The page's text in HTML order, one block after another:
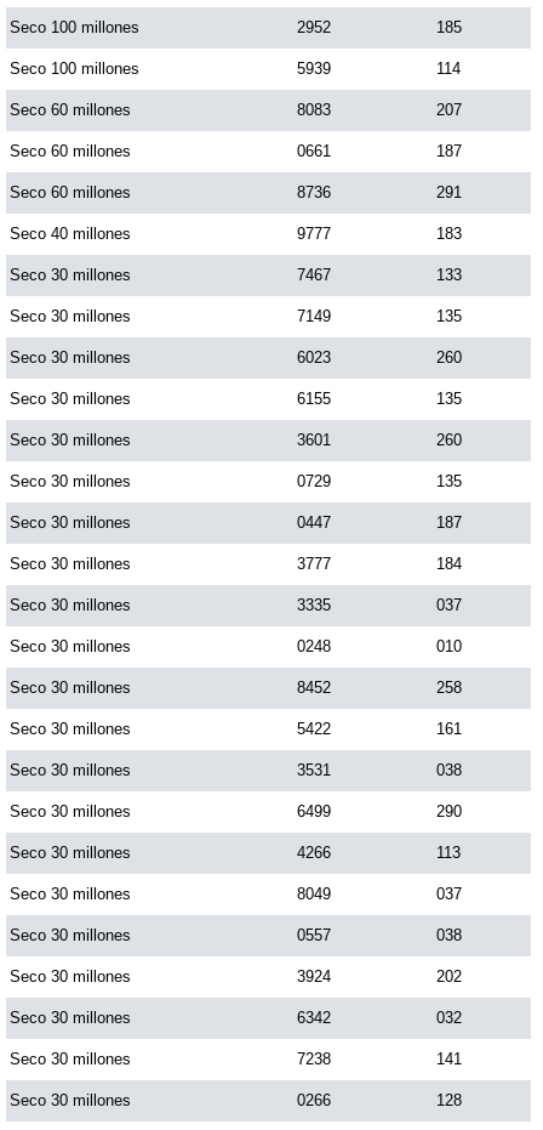
Culona noche
Dorado Mañana
Dorado Tarde
Dorado Noche
Fantástica Día
Fantástica Noche
Motilon Tarde
Paisita Día
Paisita Noche
Paisita 3
Pick 3 Día
Pick 3 Noche
Pick 4 Día
Pick 4 Noche
Pijao de Oro
Seco 100 millones 2952 185
Seco 100 millones 5939 114
Seco 60 millones 8083 207
Seco 60 millones 0661 187
Seco 60 millones 8736 291
Seco 40 millones 9777 183
Seco 30 millones 7467 133
Seco 30 millones 7149 135
Seco 30 millones 6023 260
Seco 30 millones 6155 135
Seco 30 millones 3601 260
Seco 30 millones 0729 135
Seco 30 millones 0447 187
Seco 30 millones 3777 184
Seco 30 millones 3335 037
Seco 30 millones 0248 010
Seco 30 millones 8452 258
Seco 30 millones 5422 161
Seco 30 millones 3531 038
Seco 30 millones 6499 290
Seco 30 millones 4266 113
Seco 30 millones 8049 037
Seco 30 millones 0557 038
Seco 30 millones 3924 202
Seco 30 millones 6342 032
Seco 30 millones 7238 141
Seco 30 millones 0266 128